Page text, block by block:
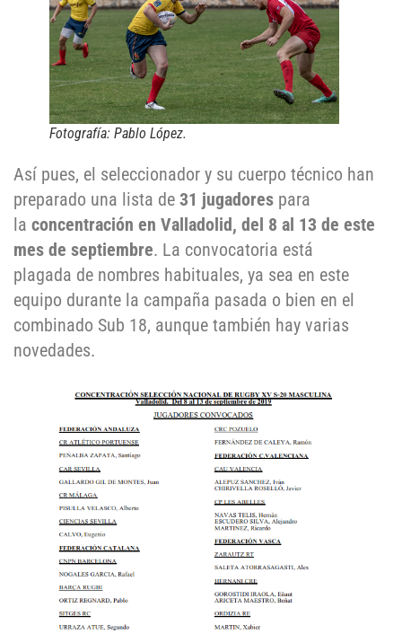
Fotografía: Pablo López.
Así pues, el seleccionador y su cuerpo técnico han
preparado una lista de 31 jugadores para
la concentración en Valladolid, del 8 al 13 de este
mes de septiembre. La convocatoria está
plagada de nombres habituales, ya sea en este
equipo durante la campaña pasada o bien en el
combinado Sub 18, aunque también hay varias
novedades.